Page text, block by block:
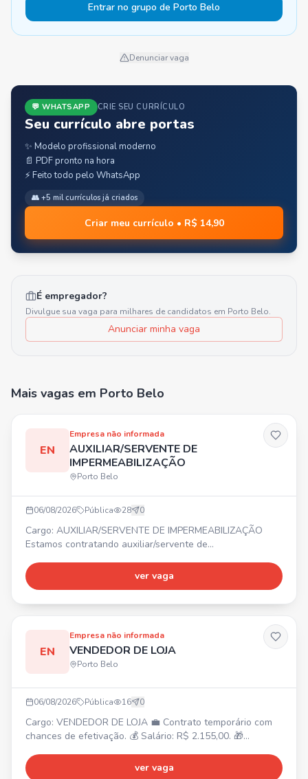
Entrar no grupo de Porto Belo
Denunciar vaga
💬 WHATSAPP CRIE SEU CURRÍCULO
Seu currículo abre portas
✨ Modelo profissional moderno
📄 PDF pronto na hora
⚡ Feito todo pelo WhatsApp
👥 +5 mil currículos já criados
Criar meu currículo • R$ 14,90
É empregador?
Divulgue sua vaga para milhares de candidatos em Porto Belo.
Anunciar minha vaga
Mais vagas em Porto Belo
EN
Empresa não informada
AUXILIAR/SERVENTE DE
IMPERMEABILIZAÇÃO
Porto Belo
06/08/2026 Pública 28 0
Cargo: AUXILIAR/SERVENTE DE IMPERMEABILIZAÇÃO
Estamos contratando auxiliar/servente de
compatível com a função. 🎁 Benefícios.
ver vaga
EN
Empresa não informada
VENDEDOR DE LOJA
Porto Belo
06/08/2026 Pública 16 0
Cargo: VENDEDOR DE LOJA 💼 Contrato temporário com
chances de efetivação. 💰 Salário: R$ 2.155,00. 🎁
ou 13:50 às 22:10h (escala 6x1). 📍 Local: Porto Belo (SC)
ver vaga